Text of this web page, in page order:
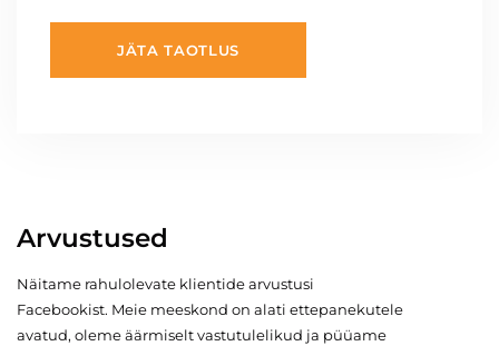
JÄTA TAOTLUS
Arvustused
Näitame rahulolevate klientide arvustusi
Facebookist. Meie meeskond on alati ettepanekutele
avatud, oleme äärmiselt vastutulelikud ja püüame